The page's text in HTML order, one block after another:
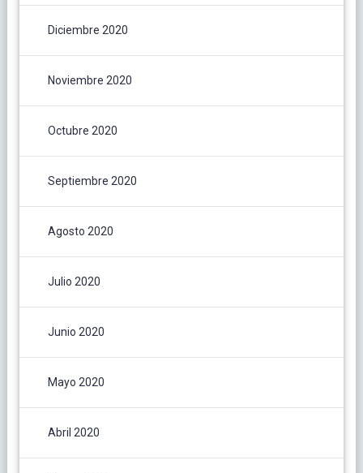
Diciembre 2020
Noviembre 2020
Octubre 2020
Septiembre 2020
Agosto 2020
Julio 2020
Junio 2020
Mayo 2020
Abril 2020